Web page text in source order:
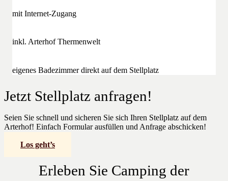
mit Internet-Zugang
inkl. Arterhof Thermenwelt
eigenes Badezimmer direkt auf dem Stellplatz
Jetzt Stellplatz anfragen!
Seien Sie schnell und sicheren Sie sich Ihren Stellplatz auf dem
Arterhof! Einfach Formular ausfüllen und Anfrage abschicken!
Los geht’s
Erleben Sie Camping der